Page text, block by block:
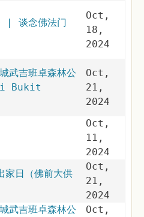
| 谈念佛法门
Oct,
18,
2024
武吉班卓森林公
Bukit
Oct,
21,
2024
Oct,
11,
2024
家日（佛前大供
Oct,
21,
2024
武吉班卓森林公
Oct,